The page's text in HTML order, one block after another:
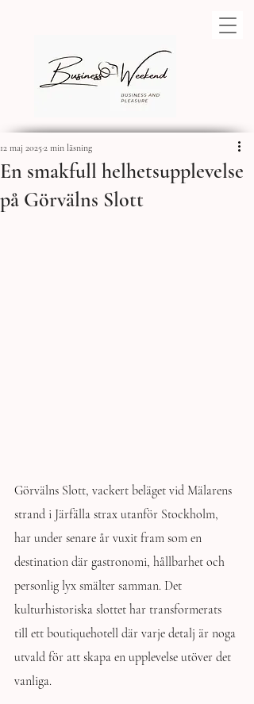
En smakfull helhetsupplevelse
på Görvälns Slott
12 maj 20252 min läsning
Görvälns Slott, vackert beläget vid Mälarens
strand i Järfälla strax utanför Stockholm,
har under senare år vuxit fram som en
destination där gastronomi, hållbarhet och
personlig lyx smälter samman. Det
kulturhistoriska slottet har transformerats
till ett boutiquehotell där varje detalj är noga
utvald för att skapa en upplevelse utöver det
vanliga.